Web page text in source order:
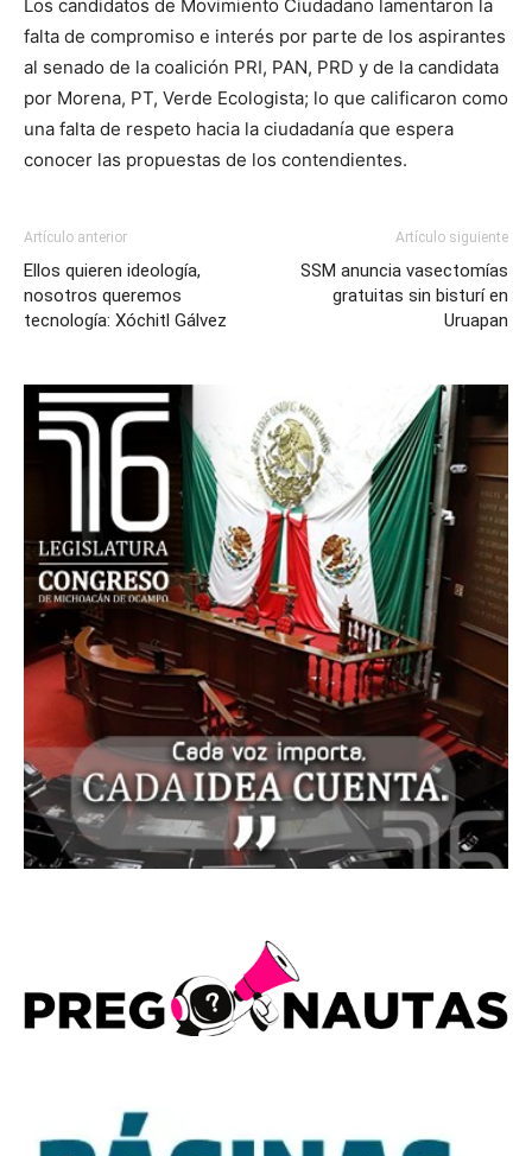
Los candidatos de Movimiento Ciudadano lamentaron la
falta de compromiso e interés por parte de los aspirantes
al senado de la coalición PRI, PAN, PRD y de la candidata
por Morena, PT, Verde Ecologista; lo que calificaron como
una falta de respeto hacia la ciudadanía que espera
conocer las propuestas de los contendientes.
Artículo anterior
Ellos quieren ideología,
nosotros queremos
tecnología: Xóchitl Gálvez
Artículo siguiente
SSM anuncia vasectomías
gratuitas sin bisturí en
Uruapan